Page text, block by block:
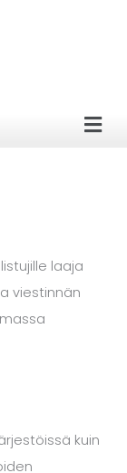
laaja
viestinnän
kuin